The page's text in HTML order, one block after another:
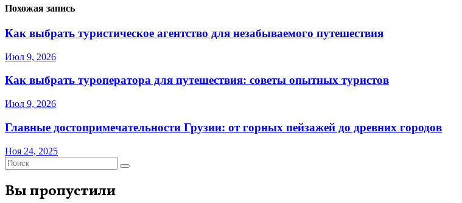
Похожая запись
Как выбрать туристическое агентство для незабываемого путешествия
Июл 9, 2026
Как выбрать туроператора для путешествия: советы опытных туристов
Июл 9, 2026
Главные достопримечательности Грузии: от горных пейзажей до древних городов
Ноя 24, 2025
Вы пропустили